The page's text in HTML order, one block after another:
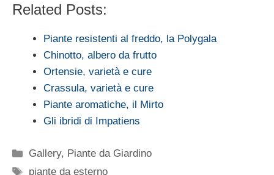
Related Posts:
Piante resistenti al freddo, la Polygala
Chinotto, albero da frutto
Ortensie, varietà e cure
Crassula, varietà e cure
Piante aromatiche, il Mirto
Gli ibridi di Impatiens
Categorie
Gallery, Piante da Giardino
Tag
piante da esterno